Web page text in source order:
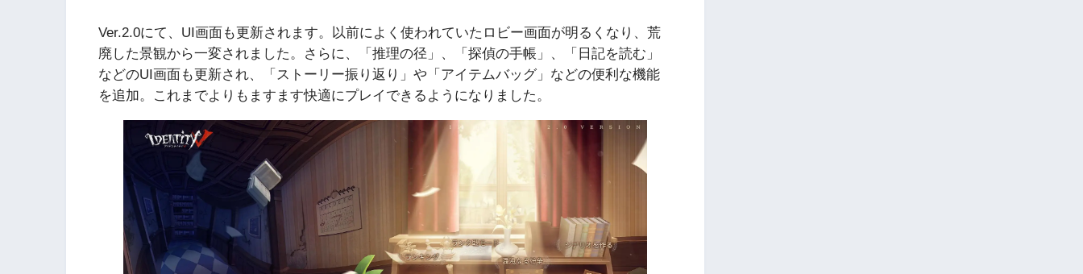
Ver.2.0にて、UI画面も更新されます。以前によく使われていたロビー画面が明るくなり、荒
廃した景観から一変されました。さらに、「推理の径」、「探偵の手帳」、「日記を読む」
などのUI画面も更新され、「ストーリー振り返り」や「アイテムバッグ」などの便利な機能
を追加。これまでよりもますます快適にプレイできるようになりました。